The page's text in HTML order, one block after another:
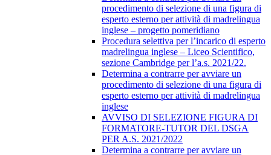
procedimento di selezione di una figura di
esperto esterno per attività di madrelingua
inglese – progetto pomeridiano
Procedura selettiva per l’incarico di esperto
madrelingua inglese – Liceo Scientifico,
sezione Cambridge per l’a.s. 2021/22.
Determina a contrarre per avviare un
procedimento di selezione di una figura di
esperto esterno per attività di madrelingua
inglese
AVVISO DI SELEZIONE FIGURA DI
FORMATORE-TUTOR DEL DSGA
PER A.S. 2021/2022
Determina a contrarre per avviare un